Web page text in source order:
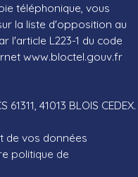
téléphonique, vous
la liste d'opposition au
l'article L223-1 du code
www.bloctel.gouv.fr
41013 BLOIS CEDEX.
de vos données
politique de